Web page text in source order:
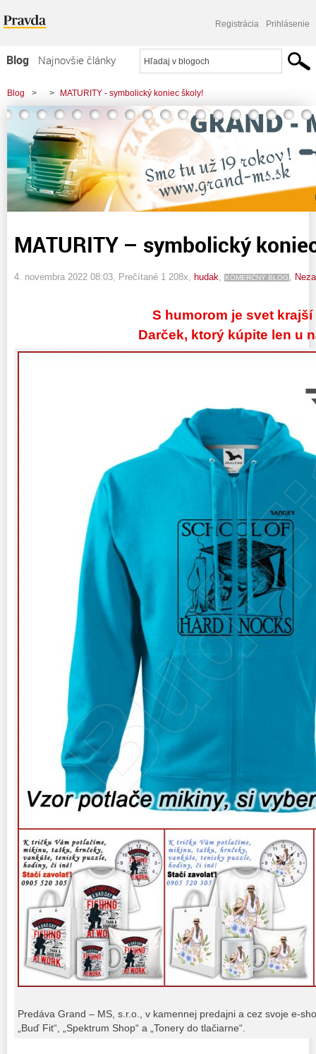
Registrácia Prihlásenie
Blog
Najnovšie články
Najčítanejšie články
Najkomentovanejšie články
Zoznam blogov
Komerčné blogy
Blog > > MATURITY - symbolický koniec školy!
MATURITY – symbolický
4. novembra 2022 08:03 , Prečítané 1 208x, hudak KOMERČNÝ BLOG
S humorom je svet krajší
Darček, ktorý kúpite len u
Predáva Grand – MS, s.r.o., v kamennej predajni a cez svoje e-
„Buď Fit“, „Spektrum Shop“ a „Tonery do tlačiarne“.